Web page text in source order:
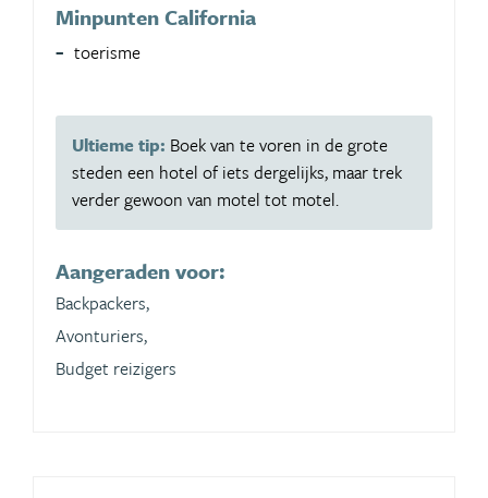
Minpunten California
toerisme
Ultieme tip: Boek van te voren in de grote
steden een hotel of iets dergelijks, maar trek
verder gewoon van motel tot motel.
Aangeraden voor:
Backpackers,
Avonturiers,
Budget reizigers